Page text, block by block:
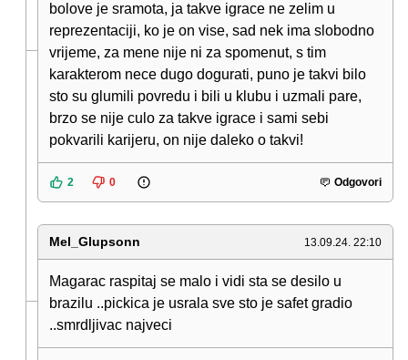
bolove je sramota, ja takve igrace ne zelim u
reprezentaciji, ko je on vise, sad nek ima slobodno
vrijeme, za mene nije ni za spomenut, s tim
karakterom nece dugo dogurati, puno je takvi bilo
sto su glumili povredu i bili u klubu i uzmali pare,
brzo se nije culo za takve igrace i sami sebi
pokvarili karijeru, on nije daleko o takvi!
2 0 Odgovori
Mel_Glupsonn 13.09.24. 22:10
Magarac raspitaj se malo i vidi sta se desilo u
brazilu ..pickica je usrala sve sto je safet gradio
..smrdljivac najveci